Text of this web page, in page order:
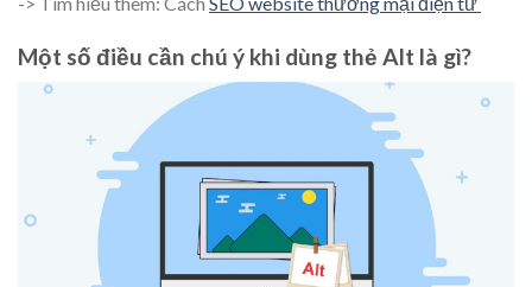
Một số điều cần chú ý khi dùng thẻ Alt là gì?